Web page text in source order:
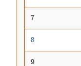
7
8
9